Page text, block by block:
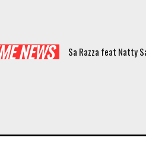
NEWS Sa Razza feat Natty